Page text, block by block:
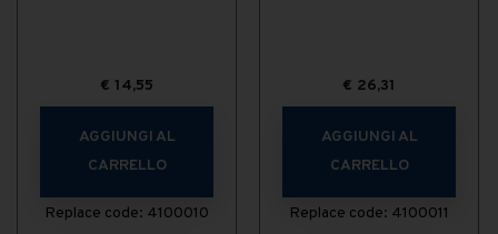
€ 14,55
AGGIUNGI AL
CARRELLO
Replace code: 4100010
€ 26,31
AGGIUNGI AL
CARRELLO
Replace code: 4100011